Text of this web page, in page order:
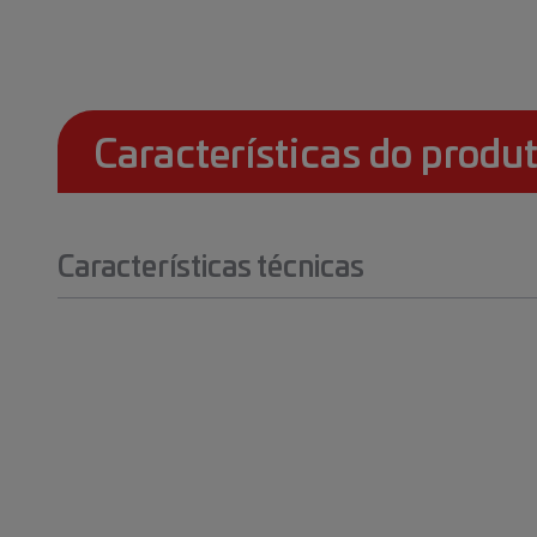
Características do
Características técnicas